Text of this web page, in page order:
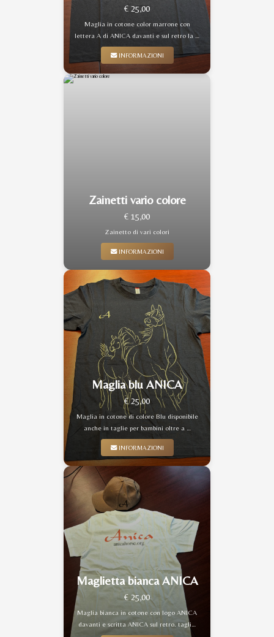
€ 25,00
Maglia in cotone color marrone con
lettera A di ANICA davanti e sul retro la …
INFORMAZIONI
Zainetti vario colore
€ 15,00
Zainetto di vari colori
INFORMAZIONI
Maglia blu ANICA
€ 25,00
Maglia in cotone di colore Blu disponibile
anche in taglie per bambini oltre a …
INFORMAZIONI
Maglietta bianca ANICA
€ 25,00
Maglia bianca in cotone con logo ANICA
davanti e scritta ANICA sul retro. tagli…